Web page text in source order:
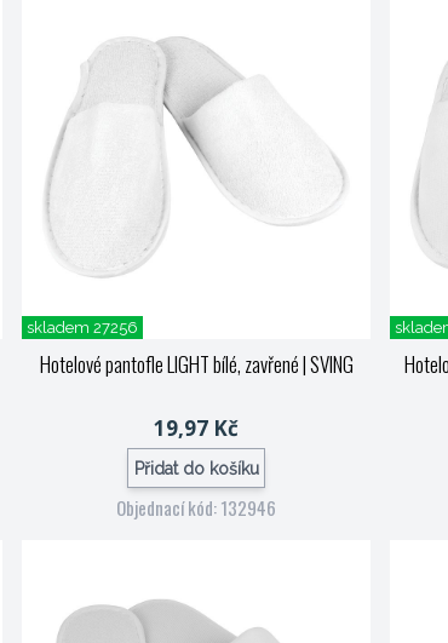
skladem 27256
Hotelové pantofle LIGHT bílé, zavřené| SVING
19,97 Kč
Přidat do košíku
Objednací kód: 132946